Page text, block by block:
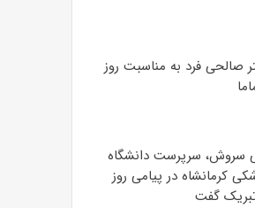
صالحی فرد به مناسبت روز
سروش، سرپرست دانشگاه
کرمانشاه در پیامی روز
تبریک گفت